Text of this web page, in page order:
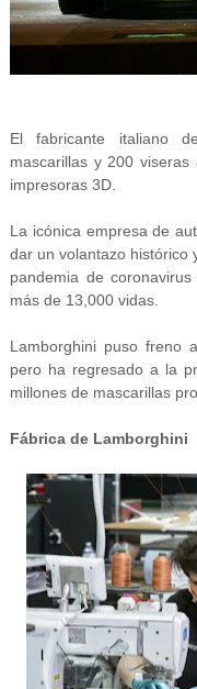
El fabricante italiano
mascarillas y 200
impresoras 3D.
La icónica empresa de
dar un volantazo histórico
pandemia de
más de 13,000 vidas.
Lamborghini puso freno
pero ha regresado a la
millones de mascarillas
Fábrica de Lamborghini